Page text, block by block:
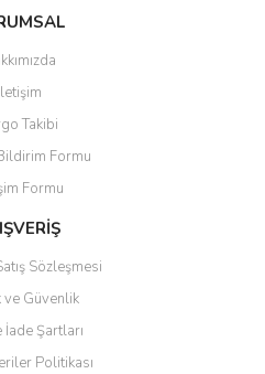
ederiz.
görüntülenemiyor.
Takibi
Formu
Formu
Sözleşmesi
ve Güvenlik
Şartları
Politikası